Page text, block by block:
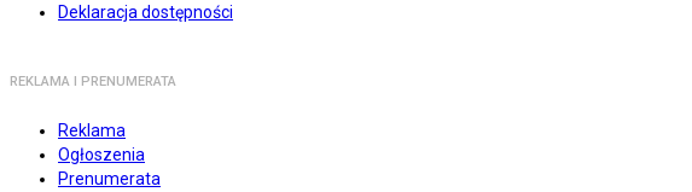
Deklaracja dostępności
REKLAMA I PRENUMERATA
Reklama
Ogłoszenia
Prenumerata